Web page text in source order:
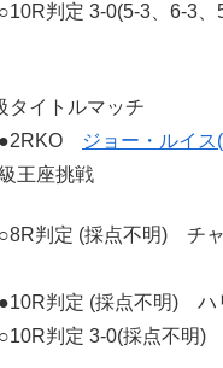
判定 3-0(5-3、6-3
タイトルマッチ
ジョー・ルイス
王座挑戦
判定 (採点不明) チャ
判定 (採点不明) ハ
判定 3-0(採点不明)